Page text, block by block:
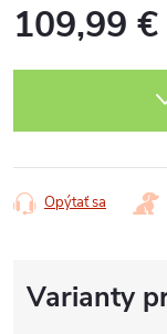
109,99 €
Opýtať sa